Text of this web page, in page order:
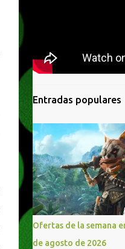
Entradas populares
Ofertas de la semana
de agosto de 2026